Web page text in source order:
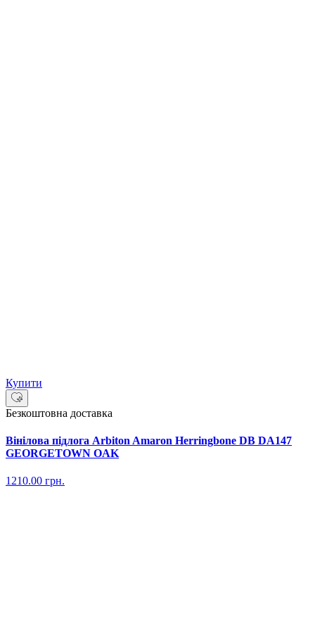
Купити
Безкоштовна доставка
Вінілова підлога Arbiton Amaron Herringbone DB DA147
GEORGETOWN OAK
1210.00 грн.